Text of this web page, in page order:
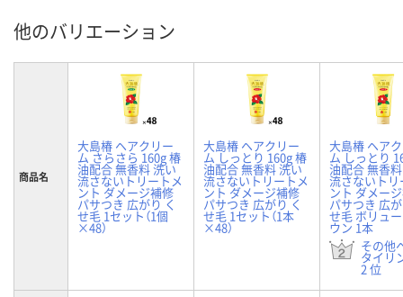
他のバリエーション
商品名
大島椿 ヘアクリー
ム さらさら 160g 椿
油配合 無香料 洗い
流さないトリートメ
ント ダメージ補修
パサつき 広がり く
せ毛 1セット（1個
×48）
大島椿 ヘアクリー
ム しっとり 160g 椿
油配合 無香料 洗い
流さないトリートメ
ント ダメージ補修
パサつき 広がり く
せ毛 1セット（1本
×48）
大島椿 ヘア
ム しっとり
油配合 無香
流さないトリ
ント ダメー
パサつき 広
せ毛 ボリュ
ウン 1本
その他
タイリ
2 位